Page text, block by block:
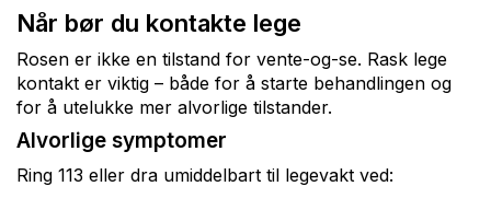
Når bør du kontakte lege
Rosen er ikke en tilstand for vente-og-se. Rask lege
kontakt er viktig – både for å starte behandlingen og
for å utelukke mer alvorlige tilstander.
Alvorlige symptomer
Ring 113 eller dra umiddelbart til legevakt ved: